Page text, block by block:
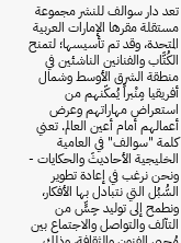
تعد دار سوالف للنشر مجموعة
مستقلة مقرها الإمارات العربية
المتحدة، وقد تم تأسيسها؛ لتمنح
الكُتَّاب والفنانين الناشئين في
منطقة الشرق الأوسط وشمال
أفريقيا مِنْبراً يُمكّنهم من
استعراض مهاراتهم وعرض
أعمالهم أمام أعين العالم. تعني
كلمة "سوالف" في العامية
الخليجية الأحاديثَ والحكايات -
ونحن نرغب في إعادة تطوير
السُّبُل التي نتبادل بها الأفكار،
ونطمح إلى توليد حِسٍّ من
التآلف والتواصل والاجتماع بين